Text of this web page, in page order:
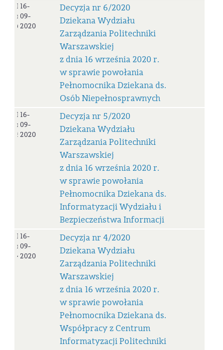
Decyzja
nr
6/2020
16-
09-
2020
Decyzja nr 6/2020
Dziekana Wydziału
Zarządzania Politechniki
Warszawskiej
z dnia 16 września 2020 r.
w sprawie powołania
Pełnomocnika Dziekana ds.
Osób Niepełnosprawnych
Decyzja
nr
5/2020
16-
09-
2020
Decyzja nr 5/2020
Dziekana Wydziału
Zarządzania Politechniki
Warszawskiej
z dnia 16 września 2020 r.
w sprawie powołania
Pełnomocnika Dziekana ds.
Informatyzacji Wydziału i
Bezpieczeństwa Informacji
Decyzja
nr
4/2020
16-
09-
2020
Decyzja nr 4/2020
Dziekana Wydziału
Zarządzania Politechniki
Warszawskiej
z dnia 16 września 2020 r.
w sprawie powołania
Pełnomocnika Dziekana ds.
Współpracy z Centrum
Informatyzacji Politechniki